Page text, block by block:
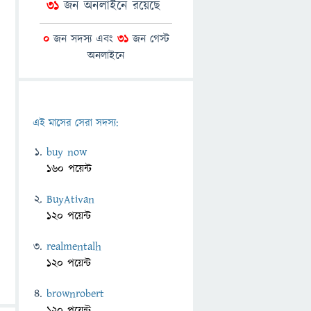
31জন অনলাইনে রয়েছে
0জন সদস্য এবং 31জন গেস্ট
অনলাইনে
এই মাসের সেরা সদস্য:
buy now
160 পয়েন্ট
BuyAtivan
120 পয়েন্ট
realmentalh
120 পয়েন্ট
brownrobert